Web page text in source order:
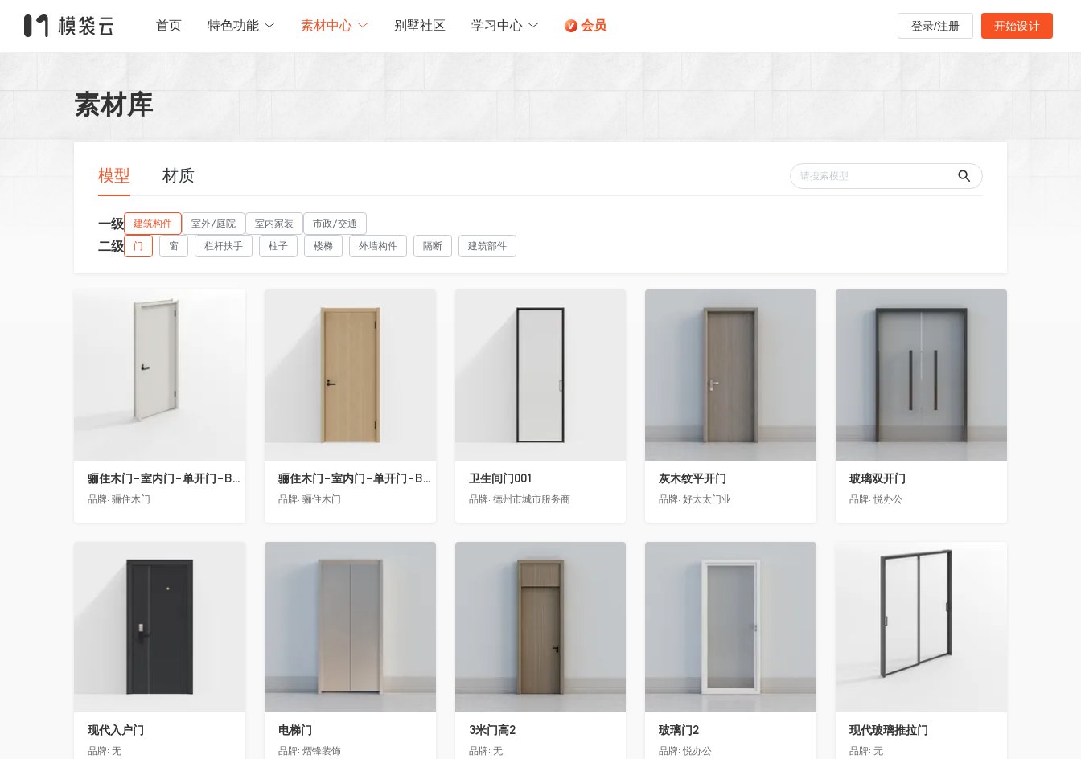
首页 特色功能 素材中心 别墅社区 学习中心 会员 登录/注册 开始设计
素材库
模型 材质
一级 建筑构件 室外/庭院 室内家装 市政/交通
二级 门 窗 栏杆扶手 柱子 楼梯 外墙构件 隔断 建筑部件
骊住木门-室内门-单开门-BFA-EF浅灰色
品牌: 骊住木门
收藏
骊住木门-室内门-单开门-BFA-PP麦芽黄色
品牌: 骊住木门
卫生间门001
品牌: 德州市城市服务商
收藏
灰木纹平开门
品牌:好太太门业
收藏
玻璃双开门
品牌:悦办公
收藏
现代入户门
品牌: 无
收藏
电梯门
品牌: 熠锋装饰
收藏
3米门高2
品牌: 无
收藏
玻璃门2
品牌:悦办公
收藏
现代玻璃推拉门
品牌:无